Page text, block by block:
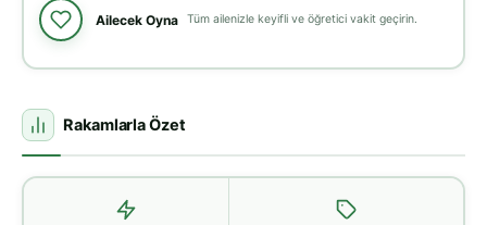
Ailecek Oyna Tüm ailenizle keyifli ve öğretici vakit geçirin.
Rakamlarla Özet